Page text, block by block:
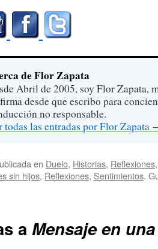
de Flor Zapata
Abril de 2005, soy Flor Zapata,
desde que escribo para
no responsable.
todas las entradas por Flor Zapata
en Duelo, Historias, Reflexiones
sin hijos, Reflexiones, Sentimientos.
a Mensaje en